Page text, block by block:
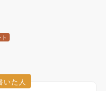
いた人